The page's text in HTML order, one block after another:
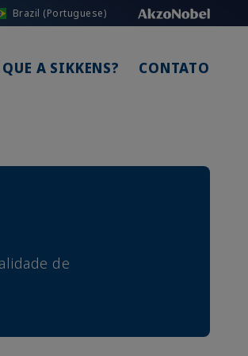
Brazil (Portuguese)
A SIKKENS? CONTATO
de